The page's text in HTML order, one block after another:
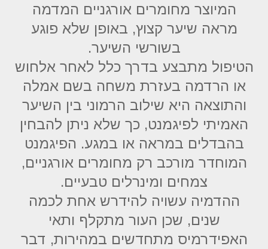
המיוצר מחומרים אורגניים המדמה
מראה שיער קצוץ, באופן שלא פוגע
בשורשי השיער.
הטיפול מתבצע בדרך כלל לאחר אלחוש
או הרדמה בעזרת משחה בשם אמלה
והתוצאה היא שילוב הרמוני בין השיער
האמיתי לפיגמנט, כך שלא ניתן להבחין
בהבדלים במראה או במגע. הפיגמנט
המוחדר מורכב רק מחומרים אורגניים,
צמחים ומינרלים טבעיים.
ההדמיה עשויה להידרש אחת לכמה
שנים, שכן העור מתקלף ותאי
האפידרמיס מתחדשים במהירות, דבר